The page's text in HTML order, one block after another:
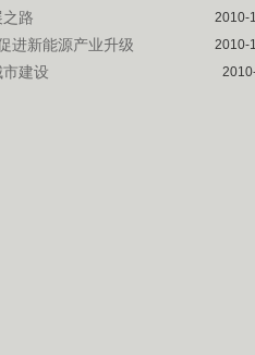
路 2010-
进新能源产业升级 2010-
建设